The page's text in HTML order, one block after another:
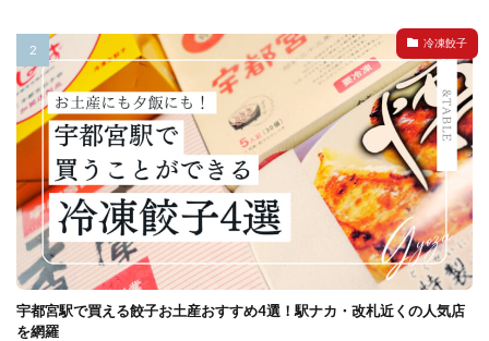
冷凍餃子
宇都宮駅で買える餃子お土産おすすめ4選！駅ナカ・改札近くの人気店
を網羅